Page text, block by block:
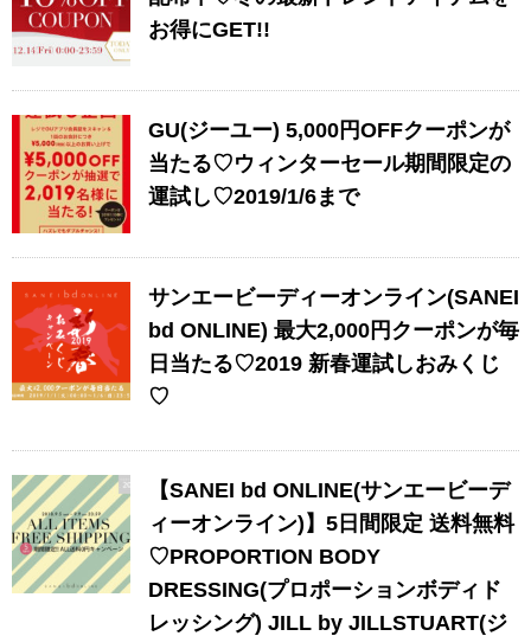
お得にGET!!
GU(ジーユー) 5,000円OFFクーポンが
当たる♡ウィンターセール期間限定の
運試し♡2019/1/6まで
サンエービーディーオンライン(SANEI
bd ONLINE) 最大2,000円クーポンが毎
日当たる♡2019 新春運試しおみくじ
♡
【SANEI bd ONLINE(サンエービーデ
ィーオンライン)】5日間限定 送料無料
♡PROPORTION BODY
DRESSING(プロポーションボディド
レッシング) JILL by JILLSTUART(ジ